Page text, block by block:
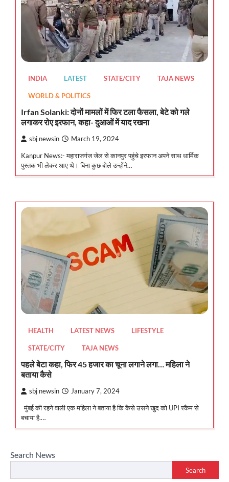
INDIA LATEST STATE/CITY TAJA NEWS
WORLD & POLITICS
Irfan Solanki: दोनों मामलों में फिर टला फैसला, बेटे को गले
लगाकर रोए इरफान, कहा- दुआओं में याद रखना
sbj newsin March 19, 2024
Kanpur News:- महाराजगंज जेल से कानपुर पहुंचे इरफान अपने साथ धार्मिक
पुस्तक भी लेकर आए थे। बिना कुछ बोले उन्होंने…
HEALTH LATEST NEWS LIFESTYLE
STATE/CITY TAJA NEWS
पहले बेटा कहा, फिर 45 हजार का चूना लगाने लगा… महिला ने
बताया कैसे
sbj newsin January 7, 2024
मुंबई की रहने वाली एक महिला ने बताया है कि कैसे उसने खुद को UPI स्कैम से
बचाया है.…
Search News
Search